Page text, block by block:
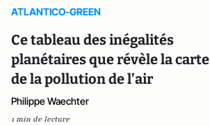
ATLANTICO-GREEN
Ce tableau des inégalités
planétaires que révèle la carte
de la pollution de l’air
Philippe Waechter
1 min de lecture